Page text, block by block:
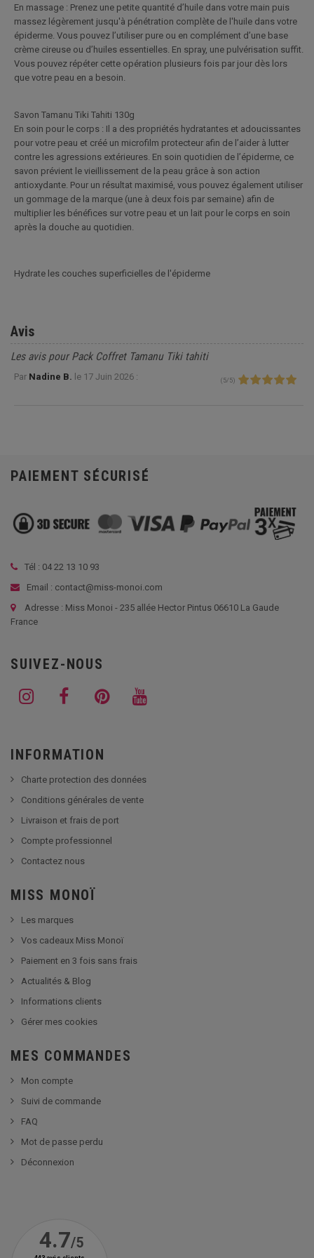
En massage : Prenez une petite quantité d’huile dans votre main puis
massez légèrement jusqu'à pénétration complète de l'huile dans votre
épiderme. Vous pouvez l’utiliser pure ou en complément d’une base
crème cireuse ou d’huiles essentielles. En spray, une pulvérisation suffit.
Vous pouvez répéter cette opération plusieurs fois par jour dès lors
que votre peau en a besoin.
Savon Tamanu Tiki Tahiti 130g
En soin pour le corps : Il a des propriétés hydratantes et adoucissantes
pour votre peau et créé un microfilm protecteur afin de l’aider à lutter
contre les agressions extérieures. En soin quotidien de l’épiderme, ce
savon prévient le vieillissement de la peau grâce à son action
antioxydante. Pour un résultat maximisé, vous pouvez également utiliser
un gommage de la marque (une à deux fois par semaine) afin de
multiplier les bénéfices sur votre peau et un lait pour le corps en soin
après la douche au quotidien.
Hydrate les couches superficielles de l'épiderme
Avis
Les avis pour Pack Coffret Tamanu Tiki tahiti
Par Nadine B. le 17 Juin 2026 : ( 5/ 5)
PAIEMENT SÉCURISÉ
Tél : 04 22 13 10 93
Email : contact@miss-monoi.com
Adresse : Miss Monoi - 235 allée Hector Pintus 06610 La Gaude
France
SUIVEZ-NOUS
INFORMATION
Charte protection des données
Conditions générales de vente
Livraison et frais de port
Compte professionnel
Contactez nous
MISS MONOÏ
Les marques
Vos cadeaux Miss Monoï
Paiement en 3 fois sans frais
Actualités & Blog
Informations clients
Gérer mes cookies
MES COMMANDES
Mon compte
Suivi de commande
FAQ
Mot de passe perdu
Déconnexion